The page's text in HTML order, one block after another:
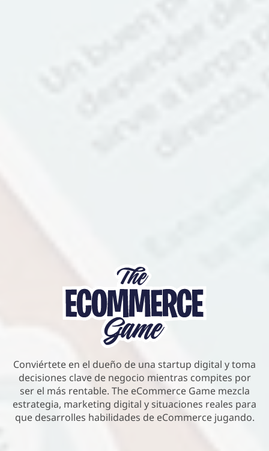
Conviértete en el dueño de una startup digital y toma
decisiones clave de negocio mientras compites por
ser el más rentable. The eCommerce Game mezcla
estrategia, marketing digital y situaciones reales para
que desarrolles habilidades de eCommerce jugando.